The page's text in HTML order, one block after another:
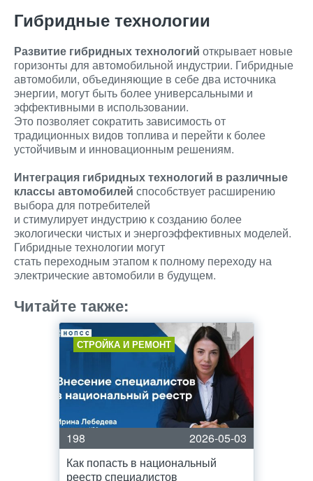
Гибридные технологии
Развитие гибридных технологий открывает новые
горизонты для автомобильной индустрии. Гибридные
автомобили, объединяющие в себе два источника
энергии, могут быть более универсальными и
эффективными в использовании.
Это позволяет сократить зависимость от
традиционных видов топлива и перейти к более
устойчивым и инновационным решениям.
Интеграция гибридных технологий в различные
классы автомобилей способствует расширению
выбора для потребителей
и стимулирует индустрию к созданию более
экологически чистых и энергоэффективных моделей.
Гибридные технологии могут
стать переходным этапом к полному переходу на
электрические автомобили в будущем.
Читайте также:
СТРОЙКА И РЕМОНТ
198
2026-05-03
Как попасть в национальный
реестр специалистов